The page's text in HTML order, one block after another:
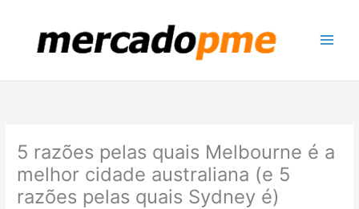
5 razões pelas quais Melbourne é a
melhor cidade australiana (e 5
razões pelas quais Sydney é)